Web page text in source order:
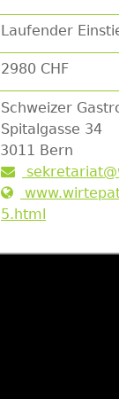
Laufender
2980 CHF
Schweizer
Spitalgasse 34
3011 Bern
5.html